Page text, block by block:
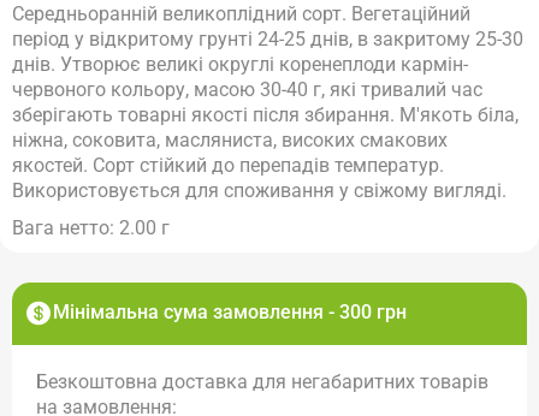
Мінімальна сума замовлення - 300 грн
Безкоштовна доставка для негабаритних товарів
на замовлення:
Середньоранній великоплідний сорт. Вегетаційний
період у відкритому грунті 24-25 днів, в закритому 25-30
днів. Утворює великі округлі коренеплоди кармін-
червоного кольору, масою 30-40 г, які тривалий час
зберігають товарні якості після збирання. М'якоть біла,
ніжна, соковита, масляниста, високих смакових
якостей. Сорт стійкий до перепадів температур.
Використовується для споживання у свіжому вигляді.
Вага нетто: 2.00 г